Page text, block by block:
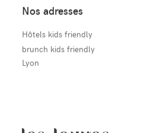
Nos adresses
Hôtels kids friendly
brunch kids friendly
Lyon